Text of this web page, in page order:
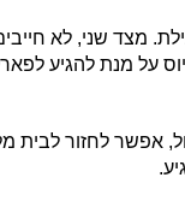
מצד שני, לא
על מנת להגיע
אפשר לחזור לבית